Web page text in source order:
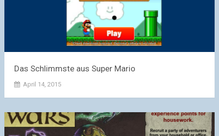
Das Schlimmste aus Super Mario
April 14, 2015